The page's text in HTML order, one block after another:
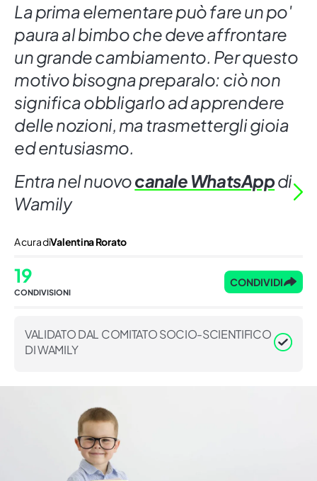
La prima elementare può fare un po'
paura al bimbo che deve affrontare
un grande cambiamento. Per questo
motivo bisogna preparalo: ciò non
significa obbligarlo ad apprendere
delle nozioni, ma trasmettergli gioia
ed entusiasmo.
Entra nel nuovocanale WhatsAppdi
Wamily
A cura diValentina Rorato
19
CONDIVISIONI
CONDIVIDI
VALIDATO DAL COMITATO SOCIO-SCIENTIFICO
DI WAMILY